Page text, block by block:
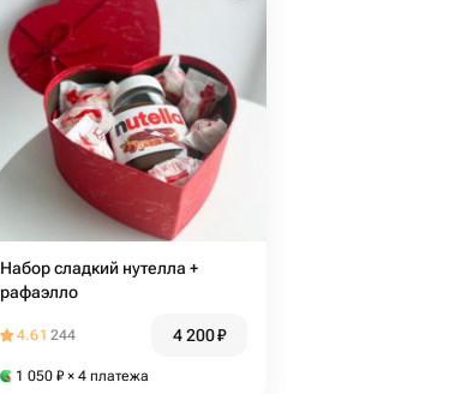
Набор сладкий нутелла +
рафаэлло
4.61 244 4 200₽
1 050 ₽ × 4 платежа